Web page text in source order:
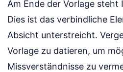
Am Ende der Vorlage
Dies ist das verbindliche
Absicht unterstreicht.
Vorlage zu datieren, um
Missverständnisse zu